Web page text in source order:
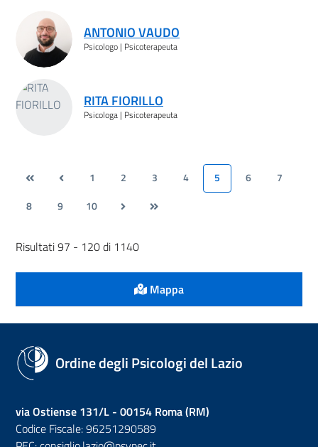
ANTONIO VAUDO
Psicologo | Psicoterapeuta
RITA FIORILLO
Psicologa | Psicoterapeuta
1 2 3 4 5 6
7
8
9 10
Risultati 97 - 120 di 1140
Mappa
Ordine degli Psicologi del Lazio
via Ostiense 131/L - 00154 Roma (RM)
Codice Fiscale: 96251290589